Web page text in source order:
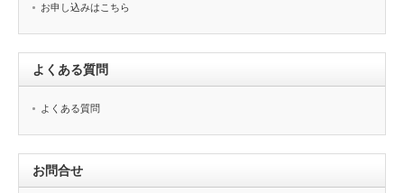
お申し込みはこちら
よくある質問
よくある質問
お問合せ